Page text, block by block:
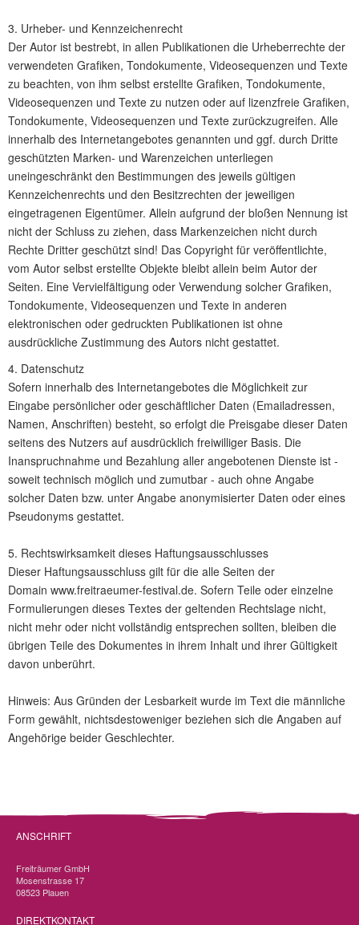
3. Urheber- und Kennzeichenrecht
Der Autor ist bestrebt, in allen Publikationen die Urheberrechte der
verwendeten Grafiken, Tondokumente, Videosequenzen und Texte
zu beachten, von ihm selbst erstellte Grafiken, Tondokumente,
Videosequenzen und Texte zu nutzen oder auf lizenzfreie Grafiken,
Tondokumente, Videosequenzen und Texte zurückzugreifen. Alle
innerhalb des Internetangebotes genannten und ggf. durch Dritte
geschützten Marken- und Warenzeichen unterliegen
uneingeschränkt den Bestimmungen des jeweils gültigen
Kennzeichenrechts und den Besitzrechten der jeweiligen
eingetragenen Eigentümer. Allein aufgrund der bloßen Nennung ist
nicht der Schluss zu ziehen, dass Markenzeichen nicht durch
Rechte Dritter geschützt sind! Das Copyright für veröffentlichte,
vom Autor selbst erstellte Objekte bleibt allein beim Autor der
Seiten. Eine Vervielfältigung oder Verwendung solcher Grafiken,
Tondokumente, Videosequenzen und Texte in anderen
elektronischen oder gedruckten Publikationen ist ohne
ausdrückliche Zustimmung des Autors nicht gestattet.
4. Datenschutz
Sofern innerhalb des Internetangebotes die Möglichkeit zur
Eingabe persönlicher oder geschäftlicher Daten (Emailadressen,
Namen, Anschriften) besteht, so erfolgt die Preisgabe dieser Daten
seitens des Nutzers auf ausdrücklich freiwilliger Basis. Die
Inanspruchnahme und Bezahlung aller angebotenen Dienste ist -
soweit technisch möglich und zumutbar - auch ohne Angabe
solcher Daten bzw. unter Angabe anonymisierter Daten oder eines
Pseudonyms gestattet.
5. Rechtswirksamkeit dieses Haftungsausschlusses
Dieser Haftungsausschluss gilt für die alle Seiten der
Domain www.freitraeumer-festival.de. Sofern Teile oder einzelne
Formulierungen dieses Textes der geltenden Rechtslage nicht,
nicht mehr oder nicht vollständig entsprechen sollten, bleiben die
übrigen Teile des Dokumentes in ihrem Inhalt und ihrer Gültigkeit
davon unberührt.
Hinweis: Aus Gründen der Lesbarkeit wurde im Text die männliche
Form gewählt, nichtsdestoweniger beziehen sich die Angaben auf
Angehörige beider Geschlechter.
ANSCHRIFT
Freiträumer GmbH
Mosenstrasse 17
08523 Plauen
DIREKTKONTAKT